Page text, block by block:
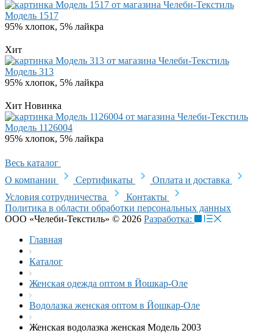
Модель 1517
95% хлопок, 5% лайкра
Хит
Модель 313
95% хлопок, 5% лайкра
Хит Новинка
Модель 1126004
95% хлопок, 5% лайкра
Весь каталог
О компании
Сертификаты
Оплата и доставка
Условия сотрудничества
Контакты
Политика в области обработки персональных данных
ООО «Челеби-Текстиль» © 2026 Разработка:
Главная
Каталог
Женская одежда оптом в Йошкар-Оле
Водолазка женская оптом в Йошкар-Оле
Женская водолазка женская Модель 2003